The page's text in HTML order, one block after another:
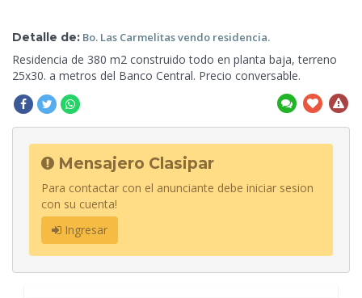
Detalle de: Bo. Las Carmelitas vendo residencia.
Residencia de 380 m2 construido todo en planta baja, terreno
25x30. a metros del Banco Central. Precio conversable.
Mensajero Clasipar
Para contactar con el anunciante debe iniciar sesion
con su cuenta!
Ingresar